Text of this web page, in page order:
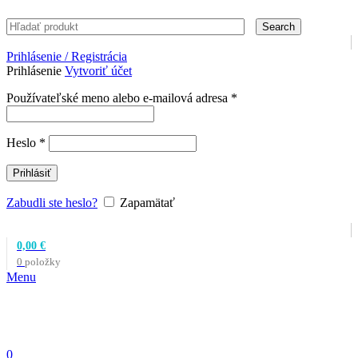
Search
Prihlásenie / Registrácia
Prihlásenie Vytvoriť účet
Používateľské meno alebo e-mailová adresa *
Heslo *
Prihlásiť
Zabudli ste heslo? Zapamätať
0 položky
0,00 €
Menu
0